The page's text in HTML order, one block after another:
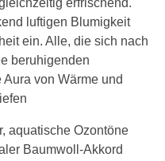
erfrischend.
luftigen Blumigkeit
ein. Alle, die sich nach
beruhigenden
von Wärme und
aquatische Ozontöne
Baumwoll-Akkord